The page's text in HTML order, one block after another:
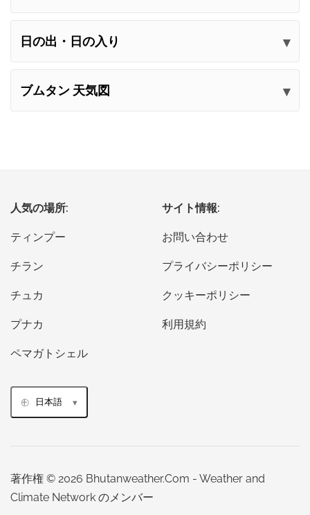
日の出・日の入り
ブムタン 天気図
人気の場所:
ティンプー
チラン
チュカ
プナカ
ペマガトシェル
サイト情報:
お問い合わせ
プライバシーポリシー
クッキーポリシー
利用規約
日本語
著作権 © 2026 Bhutanweather.Com - Weather and
Climate Network のメンバー